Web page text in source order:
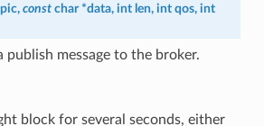
, const char *data, int len, int qos, int
publish message to the broker.
block for several seconds, either